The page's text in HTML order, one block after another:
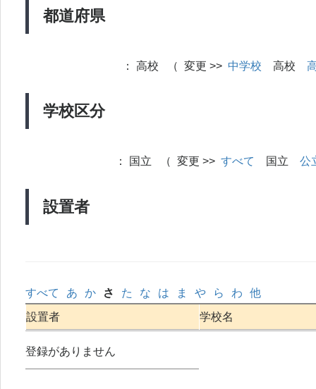
都道府県
学校区分
： 高校 （ 変更 >> 中学校 高校
設置者
： 国立 （ 変更 >> すべて 国立 公
すべて あ か さ た な は ま や ら わ
他
設置者
学校名
登録がありません